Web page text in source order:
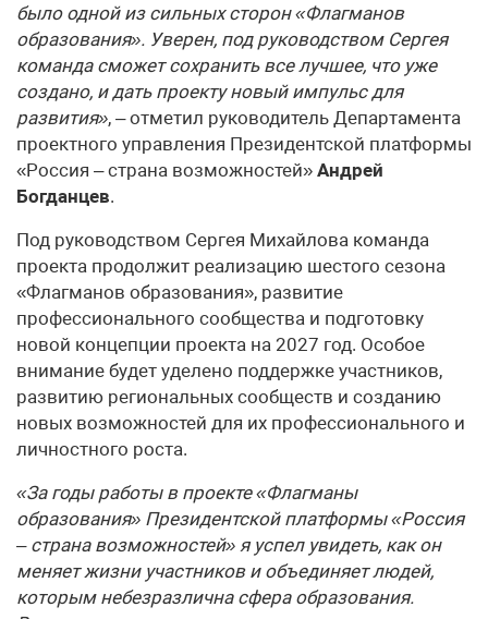
было одной из сильных сторон «Флагманов
образования». Уверен, под руководством Сергея
команда сможет сохранить все лучшее, что уже
создано, и дать проекту новый импульс для
развития», – отметил руководитель Департамента
проектного управления Президентской платформы
«Россия – страна возможностей» Андрей
Богданцев.
Под руководством Сергея Михайлова команда
проекта продолжит реализацию шестого сезона
«Флагманов образования», развитие
профессионального сообщества и подготовку
новой концепции проекта на 2027 год. Особое
внимание будет уделено поддержке участников,
развитию региональных сообществ и созданию
новых возможностей для их профессионального и
личностного роста.
«За годы работы в проекте «Флагманы
образования» Президентской платформы «Россия
– страна возможностей» я успел увидеть, как он
меняет жизни участников и объединяет людей,
которым небезразлична сфера образования.